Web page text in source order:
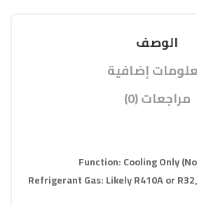
الوصف
إضافية
مراجعات (0)
Function:Cooling Only
Refrigerant Gas: LikelyR410A or R32